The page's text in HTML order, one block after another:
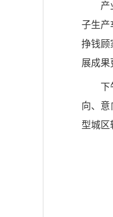
产
子生产
挣钱顾
展成果
下
向、
型城区